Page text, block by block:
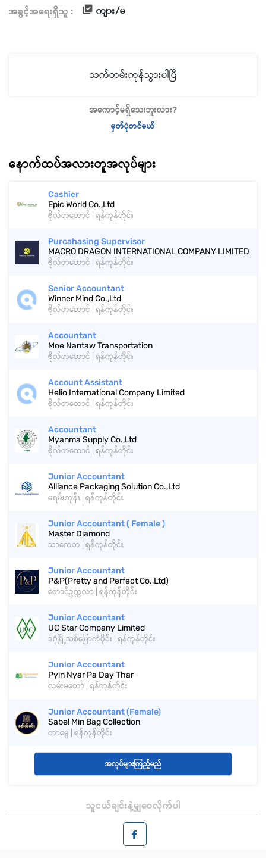
အခွင့်အရေးရှိသူ : ကျား/မ
သက်တမ်းကုန်သွားပါပြီ
အကောင့်မရှိသေးဘူးလား?
မှတ်ပုံတင်မယ်
နောက်ထပ်အလားတူအလုပ်များ
Cashier
Epic World Co.,Ltd
ဗိုလ်တထောင် | ရန်ကုန်တိုင်း
Purcahasing Supervisor
MACRO DRAGON INTERNATIONAL COMPANY LIMITED
ဗိုလ်တထောင် | ရန်ကုန်တိုင်း
Senior Accountant
Winner Mind Co.,Ltd
ဗိုလ်တထောင် | ရန်ကုန်တိုင်း
Accountant
Moe Nantaw Transportation
ဗိုလ်တထောင် | ရန်ကုန်တိုင်း
Account Assistant
Helio International Company Limited
ဗိုလ်တထောင် | ရန်ကုန်တိုင်း
Accountant
Myanma Supply Co.,Ltd
ဗိုလ်တထောင် | ရန်ကုန်တိုင်း
Junior Accountant
Alliance Packaging Solution Co.,Ltd
မရမ်းကုန်း | ရန်ကုန်တိုင်း
Junior Accountant ( Female )
Master Diamond
သာကေတ | ရန်ကုန်တိုင်း
Junior Accountant
P&P(Pretty and Perfect Co.,Ltd)
တောင်ဥက္ကလာ | ရန်ကုန်တိုင်း
Junior Accountant
UC Star Company Limited
ဒဂုံမြို့သစ်မြောက်ပိုင်း | ရန်ကုန်တိုင်း
Junior Accountant
Pyin Nyar Pa Day Thar
လမ်းမတော် | ရန်ကုန်တိုင်း
Junior Accountant (Female)
Sabel Min Bag Collection
တာမွေ | ရန်ကုန်တိုင်း
အလုပ်များကြည့်မည်
သူငယ်ချင်းနဲ့မျှဝေလိုက်ပါ